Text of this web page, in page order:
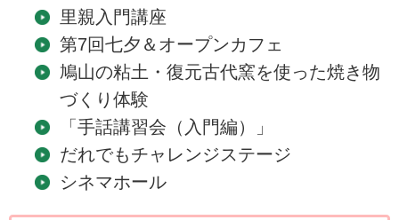
里親入門講座
第7回七夕＆オープンカフェ
鳩山の粘土・復元古代窯を使った焼き物
づくり体験
「手話講習会（入門編）」
だれでもチャレンジステージ
シネマホール